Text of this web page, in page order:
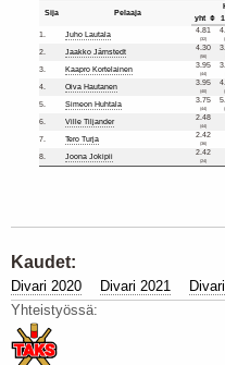
Sija Pelaaja
yht
1.
Juho Lautala 4.81
(32)
2.
Jaakko Järnstedt 4.30
(56)
3.
Kaapro Kortelainen 3.95
(44)
4.
Oiva Hautanen 3.95
(40)
5.
Simeon Huhtala 3.75
(44)
6.
Ville Tiljander 2.48
(44)
7.
Tero Turja 2.42
(36)
8.
Joona Jokipii 2.42
(24)
Kaudet:
Divari 2020 Divari 2021
Yhteistyössä: